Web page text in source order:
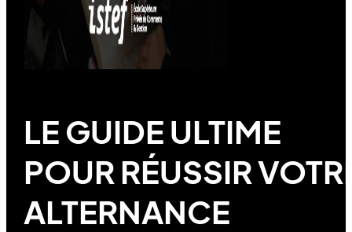
LE GUIDE ULTIME
POUR RÉUSSIR
ALTERNANCE